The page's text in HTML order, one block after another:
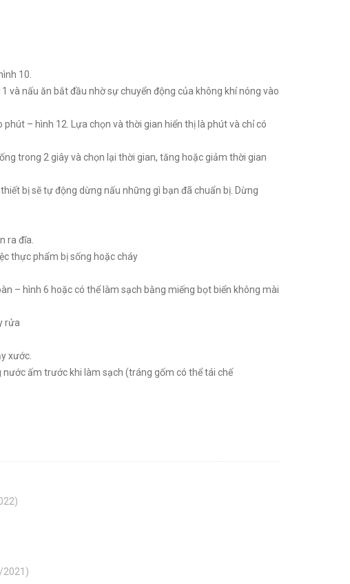
10.
và nấu ăn bắt đầu nhờ sự chuyển động của không khí nóng vào
– hình 12. Lựa chọn và thời gian hiển thị là phút và chỉ có
trong 2 giây và chọn lại thời gian, tăng hoặc giảm thời gian
bị sẽ tự động dừng nấu những gì bạn đã chuẩn bị. Dừng
ra đĩa.
thực phẩm bị sống hoặc cháy
– hình 6 hoặc có thể làm sạch bằng miếng bọt biển không mài
rửa
xước.
ấm trước khi làm sạch (tráng gốm có thể tái chế